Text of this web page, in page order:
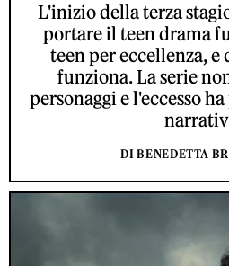
L'inizio della terza
portare il teen drama
teen per eccellenza,
funziona. La serie
personaggi e l'eccesso
DI BENEDETTA